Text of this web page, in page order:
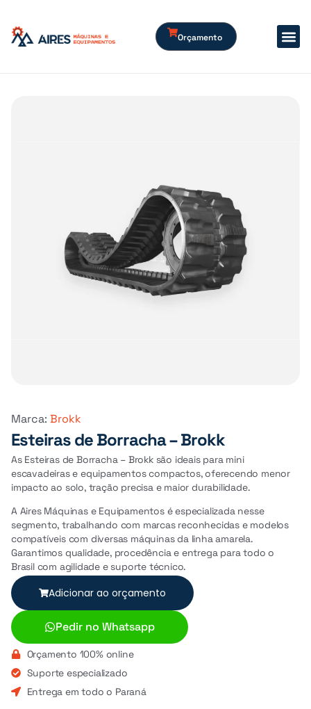
Orçamento
Marca: Brokk
Esteiras de Borracha – Brokk
As Esteiras de Borracha – Brokk são ideais para mini
escavadeiras e equipamentos compactos, oferecendo menor
impacto ao solo, tração precisa e maior durabilidade.
A Aires Máquinas e Equipamentos é especializada nesse
segmento, trabalhando com marcas reconhecidas e modelos
compatíveis com diversas máquinas da linha amarela.
Garantimos qualidade, procedência e entrega para todo o
Brasil com agilidade e suporte técnico.
Adicionar ao orçamento
Pedir no Whatsapp
Orçamento 100% online
Suporte especializado
Entrega em todo o Paraná